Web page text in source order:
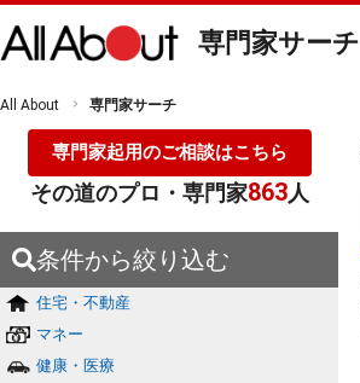
専門家サーチ
All About 専門家サーチ
専門家起用のご相談はこちら
その道のプロ・専門家863人
条件から絞り込む
住宅・不動産
マネー
健康・医療